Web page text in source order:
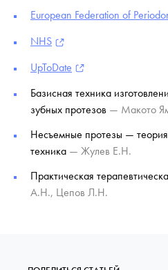
European Federation of
NHS
UpToDate
Базисная техника
зубных протезов — Макото
Несъемные протезы —
техника — Жулев Е.Н.
Практическая
А.Н., Цепов Л.Н.